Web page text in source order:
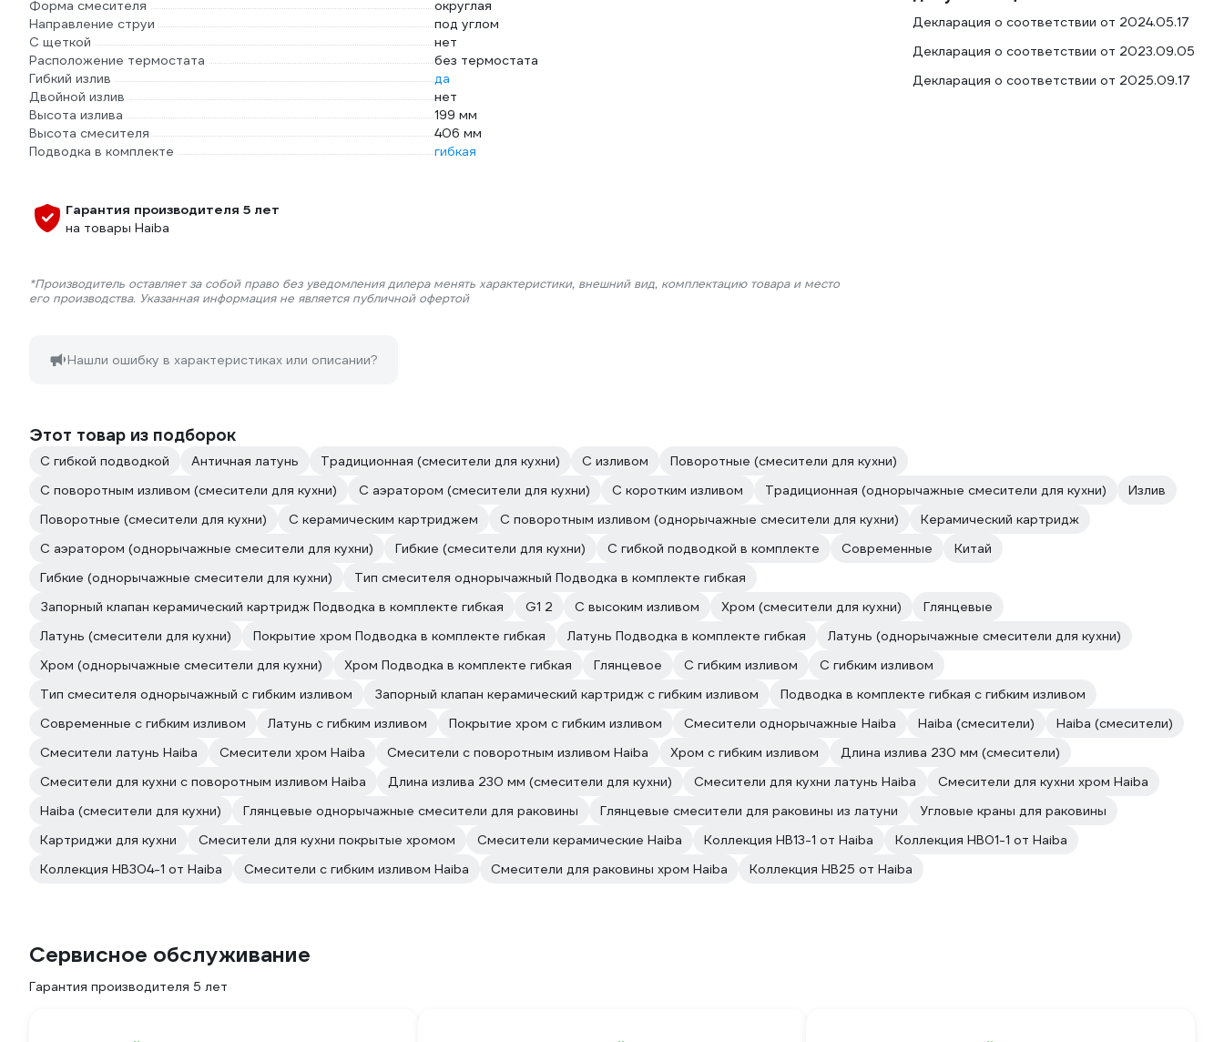
Форма смесителя
округлая
Направление струи
под углом
С щеткой
нет
Расположение термостата
без термостата
Гибкий излив
да
Двойной излив
нет
Высота излива
199 мм
Высота смесителя
406 мм
Подводка в комплекте
гибкая
Гарантия производителя 5 лет
на товары Haiba
*Производитель оставляет за собой право без уведомления дилера менять характеристики, внешний вид, комплектацию товара и место
его производства. Указанная информация не является публичной офертой
Нашли ошибку в характеристиках или описании?
Декларация о соответствии от 2024.05.17
Декларация о соответствии от 2023.09.05
Декларация о соответствии от 2025.09.17
Этот товар из подборок
С гибкой подводкой Античная латунь Традиционная (смесители для кухни) С изливом
Поворотные (смесители для кухни)
С поворотным изливом (смесители для кухни)
С аэратором (смесители для кухни) С коротким изливом Традиционная (однорычажные смесители для кухни)
Излив
Поворотные (смесители для кухни)
С керамическим картриджем С поворотным изливом (однорычажные смесители для кухни)
Керамический картридж
С аэратором (однорычажные смесители для кухни)
Гибкие (смесители для кухни) С гибкой подводкой в комплекте Современные
Китай
Гибкие (однорычажные смесители для кухни)
Тип смесителя однорычажный Подводка в комплекте гибкая
Запорный клапан керамический картридж Подводка в комплекте гибкая
G1 2 С высоким изливом Хром (смесители для кухни)
Глянцевые
Латунь (смесители для кухни)
Покрытие хром Подводка в комплекте гибкая Латунь Подводка в комплекте гибкая
Латунь (однорычажные смесители для кухни)
Хром (однорычажные смесители для кухни)
Хром Подводка в комплекте гибкая Глянцевое C гибким изливом
С гибким изливом
Тип смесителя однорычажный с гибким изливом
Запорный клапан керамический картридж с гибким изливом
Подводка в комплекте гибкая с гибким изливом
Современные с гибким изливом
Латунь с гибким изливом Покрытие хром с гибким изливом Смесители однорычажные Haiba Haiba (смесители)
Haiba (смесители)
Смесители латунь Haiba
Смесители хром Haiba Смесители с поворотным изливом Haiba Хром с гибким изливом
Длина излива 230 мм (смесители)
Смесители для кухни с поворотным изливом Haiba
Длина излива 230 мм (смесители для кухни) Смесители для кухни латунь Haiba
Смесители для кухни хром Haiba
Haiba (смесители для кухни)
Глянцевые однорычажные смесители для раковины Глянцевые смесители для раковины из латуни
Угловые краны для раковины
Картриджи для кухни
Смесители для кухни покрытые хромом Смесители керамические Haiba Коллекция HB13-1 от Haiba
Коллекция HB01-1 от Haiba
Коллекция HB304-1 от Haiba
Смесители с гибким изливом Haiba Смесители для раковины хром Haiba Коллекция HB25 от Haiba
Сервисное обслуживание
Гарантия производителя 5 лет